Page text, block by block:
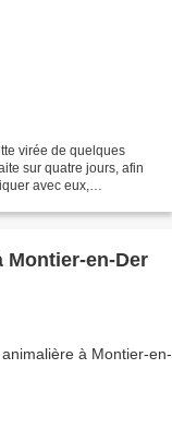
virée de quelques
sur quatre jours, afin
avec eux,
Montier-en-Der